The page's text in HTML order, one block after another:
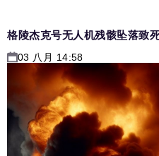
格陵杰克号无人机残骸坠落致
03 八月 14:58